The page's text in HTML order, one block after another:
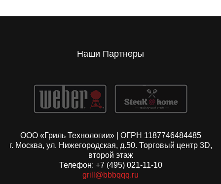
Наши Партнеры
ООО «Гриль Технологии» | ОГРН 1187746484485
г. Москва, ул. Нижегородская, д.50. Торговый центр 3D,
второй этаж
Телефон: +7 (495) 021-11-10
grill@bbbqqq.ru